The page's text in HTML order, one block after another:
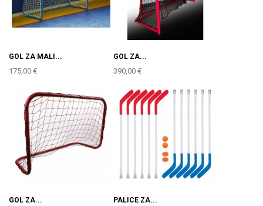
GOL ZA MALI...
175,00 €
GOL ZA...
390,00 €
GOL ZA... PALICE ZA...